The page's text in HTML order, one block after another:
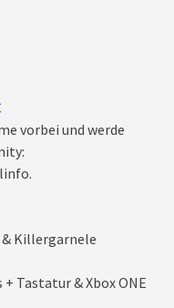
vorbei und werde
Killergarnele
Tastatur & Xbox ONE